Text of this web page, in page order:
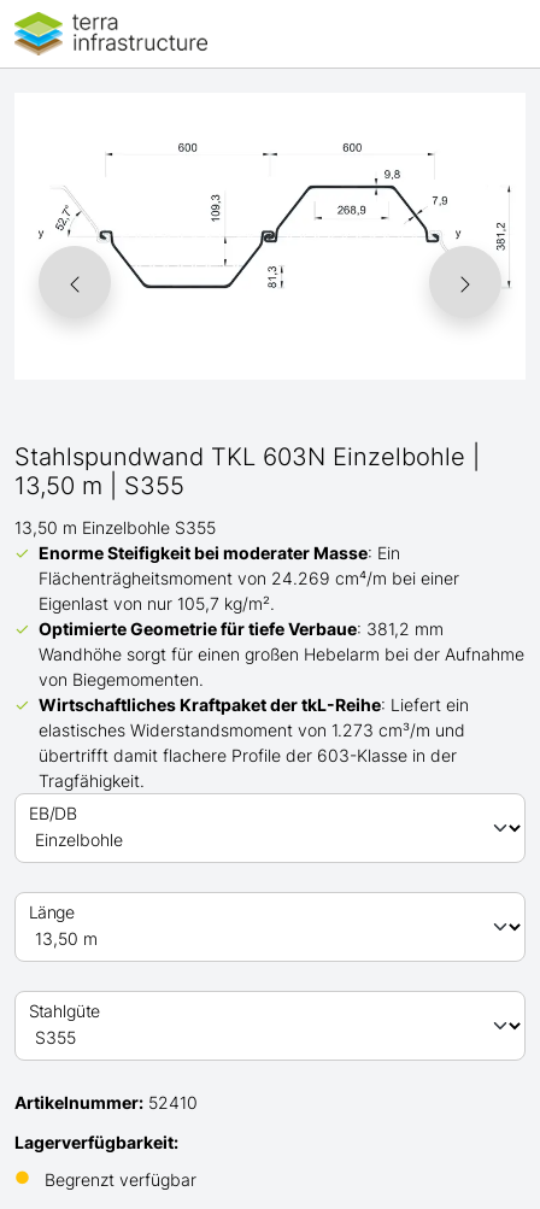
Stahlspundwand TKL 603N Einzelbohle |
13,50 m | S355
13,50 m Einzelbohle S355
Enorme Steifigkeit bei moderater Masse: Ein
Flächenträgheitsmoment von 24.269 cm⁴/m bei einer
Eigenlast von nur 105,7 kg/m².
Optimierte Geometrie für tiefe Verbaue: 381,2 mm
Wandhöhe sorgt für einen großen Hebelarm bei der Aufnahme
von Biegemomenten.
Wirtschaftliches Kraftpaket dertkL-Reihe: Liefert ein
elastisches Widerstandsmoment von 1.273 cm³/m und
übertrifft damit flachere Profile der 603-Klasse in der
Tragfähigkeit.
EB/DB
Länge
Stahlgüte
Artikelnummer: 52410
Lagerverfügbarkeit:
●
Begrenzt verfügbar